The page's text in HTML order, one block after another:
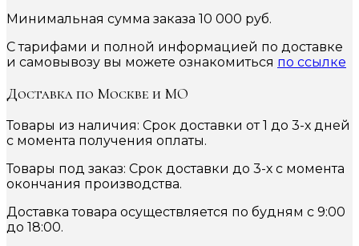
Минимальная сумма заказа 10 000 руб.
С тарифами и полной информацией по доставке
и самовывозу вы можете ознакомиться по ссылке
Доставка по Москве и МО
Товары из наличия: Срок доставки от 1 до 3-х дней
с момента получения оплаты.
Товары под заказ: Срок доставки до 3-х с момента
окончания производства.
Доставка товара осуществляется по будням с 9:00
до 18:00.